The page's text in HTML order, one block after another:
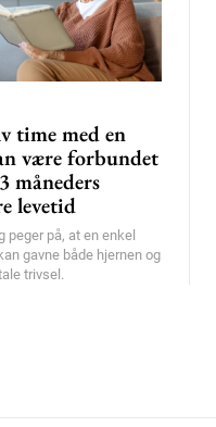
time med en
være forbundet
måneders
levetid
peger på, at en enkel
gavne både hjernen og
trivsel.